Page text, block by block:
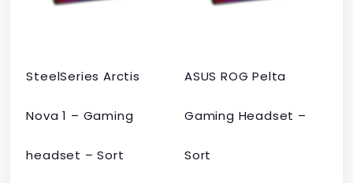
SteelSeries Arctis
Nova 1 – Gaming
headset – Sort
ASUS ROG Pelta
Gaming Headset –
Sort